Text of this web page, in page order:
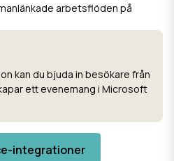
arbetsflöden på
kan du bjuda in besökare från
ett evenemang i Microsoft
integrationer